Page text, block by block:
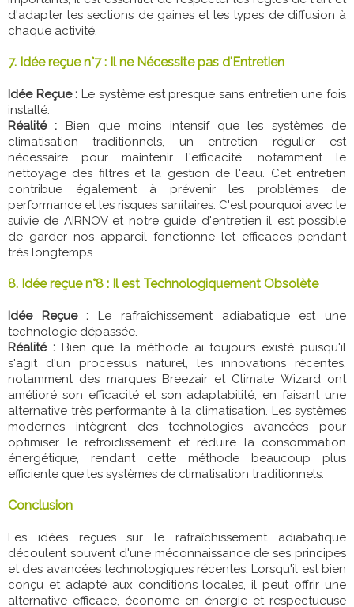
d'adapter les sections de gaines et les types de diffusion à
chaque activité.
7. Idée reçue n°7 : Il ne Nécessite pas d'Entretien
Idée Reçue : Le système est presque sans entretien une fois
installé.
Réalité : Bien que moins intensif que les systèmes de
climatisation traditionnels, un entretien régulier est
nécessaire pour maintenir l'efficacité, notamment le
nettoyage des filtres et la gestion de l'eau. Cet entretien
contribue également à prévenir les problèmes de
performance et les risques sanitaires. C'est pourquoi avec le
suivie de AIRNOV et notre guide d'entretien il est possible
de garder nos appareil fonctionne let efficaces pendant
très longtemps.
8. Idée reçue n°8 : Il est Technologiquement Obsolète
Idée Reçue : Le rafraîchissement adiabatique est une
technologie dépassée.
Réalité :Bien que la méthode ai toujours existé puisqu'il
s'agit d'un processus naturel, les innovations récentes,
notamment des marques Breezair et Climate Wizard ont
amélioré son efficacité et son adaptabilité, en faisant une
alternative très performante à la climatisation. Les systèmes
modernes intègrent des technologies avancées pour
optimiser le refroidissement et réduire la consommation
énergétique, rendant cette méthode beaucoup plus
efficiente que les systèmes de climatisation traditionnels.
Conclusion
Les idées reçues sur le rafraîchissement adiabatique
découlent souvent d'une méconnaissance de ses principes
et des avancées technologiques récentes. Lorsqu'il est bien
conçu et adapté aux conditions locales, il peut offrir une
alternative efficace, économe en énergie et respectueuse